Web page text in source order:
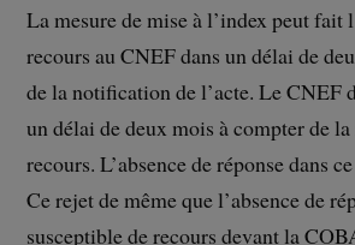
La mesure de mise à l’index peut fait
recours au CNEF dans un délai de
de la notification de l’acte. Le CNEF
un délai de deux mois à compter de
recours. L’absence de réponse dans
Ce rejet de même que l’absence de
susceptible de recours devant la